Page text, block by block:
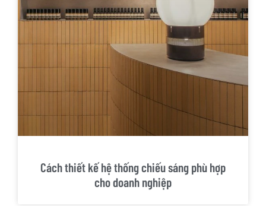
Cách thiết kế hệ thống chiếu sáng phù hợp
cho doanh nghiệp